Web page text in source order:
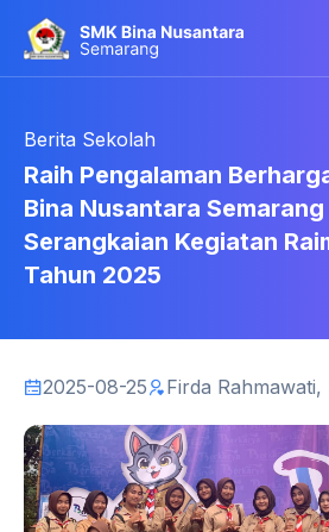
Berita Sekolah
Raih Pengalaman
Bina Nusantara
Serangkaian Kegiatan
Tahun 2025
2025-08-25 Firda Rahmawati,